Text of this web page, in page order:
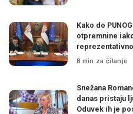
Kako do
otpremnine
8 min za čitanje
Snežana
danas pristaju
Oduvek ih je